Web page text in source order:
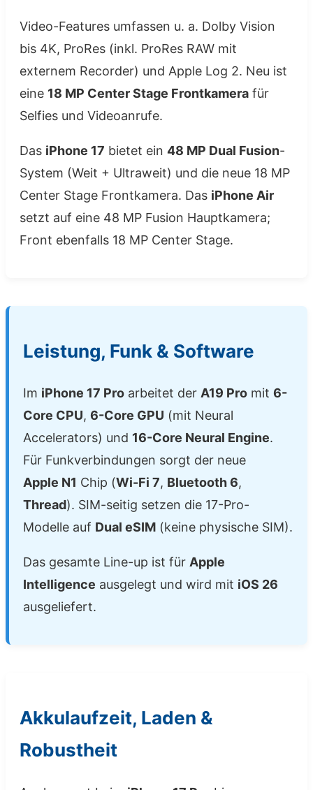
Video-Features umfassen u. a. Dolby Vision
bis 4K, ProRes (inkl. ProRes RAW mit
externem Recorder) und Apple Log 2. Neu ist
eine 18 MP Center Stage Frontkamera für
Selfies und Videoanrufe.
Das iPhone 17 bietet ein 48 MP Dual Fusion-
System (Weit + Ultraweit) und die neue 18 MP
Center Stage Frontkamera. Das iPhone Air
setzt auf eine 48 MP Fusion Hauptkamera;
Front ebenfalls 18 MP Center Stage.
Leistung, Funk & Software
Im iPhone 17 Pro arbeitet der A19 Pro mit 6-
Core CPU, 6-Core GPU (mit Neural
Accelerators) und 16-Core Neural Engine.
Für Funkverbindungen sorgt der neue
Apple N1 Chip (Wi-Fi 7, Bluetooth 6,
Thread). SIM-seitig setzen die 17-Pro-
Modelle auf Dual eSIM (keine physische SIM).
Das gesamte Line-up ist für Apple
Intelligence ausgelegt und wird mit iOS 26
ausgeliefert.
Akkulaufzeit, Laden &
Robustheit